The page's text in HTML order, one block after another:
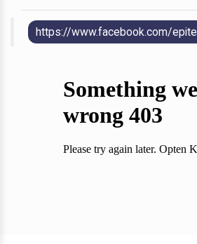
https://www.facebook.com/